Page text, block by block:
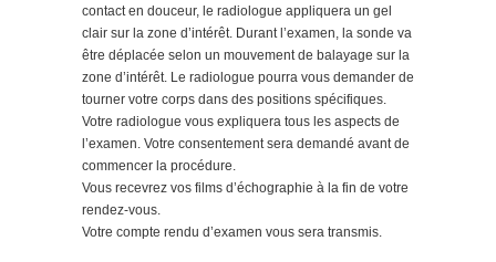
contact en douceur, le radiologue appliquera un gel
clair sur la zone d’intérêt. Durant l’examen, la sonde va
être déplacée selon un mouvement de balayage sur la
zone d’intérêt. Le radiologue pourra vous demander de
tourner votre corps dans des positions spécifiques.
Votre radiologue vous expliquera tous les aspects de
l’examen. Votre consentement sera demandé avant de
commencer la procédure.
Vous recevrez vos films d’échographie à la fin de votre
rendez-vous.
Votre compte rendu d’examen vous sera transmis.